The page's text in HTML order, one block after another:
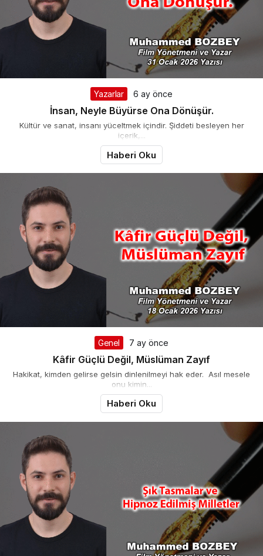
Yazarlar 6 ay önce
İnsan, Neyle Büyürse Ona Dönüşür.
Kültür ve sanat, insanı yüceltmek içindir. Şiddeti besleyen her
içerik,...
Haberi Oku
Genel 7 ay önce
Kâfir Güçlü Değil, Müslüman Zayıf
Hakikat, kimden gelirse gelsin dinlenilmeyi hak eder. Asıl mesele
onu kimin...
Haberi Oku